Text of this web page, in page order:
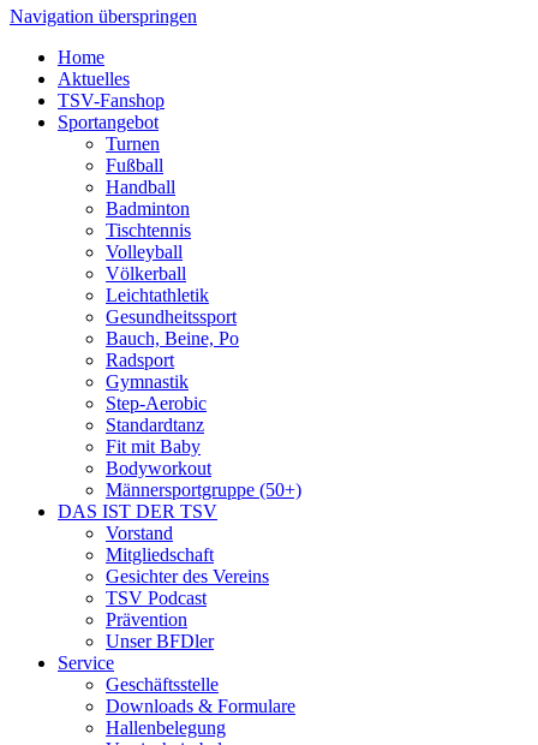
Navigation überspringen
Home
Aktuelles
TSV-Fanshop
Sportangebot
Turnen
Fußball
Handball
Badminton
Tischtennis
Volleyball
Völkerball
Leichtathletik
Gesundheitssport
Bauch, Beine, Po
Radsport
Gymnastik
Step-Aerobic
Standardtanz
Fit mit Baby
Bodyworkout
Männersportgruppe (50+)
DAS IST DER TSV
Vorstand
Mitgliedschaft
Gesichter des Vereins
TSV Podcast
Prävention
Unser BFDler
Service
Geschäftsstelle
Downloads & Formulare
Hallenbelegung